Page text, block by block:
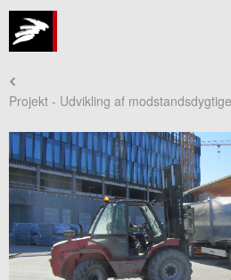
Projekt - Udvikling af